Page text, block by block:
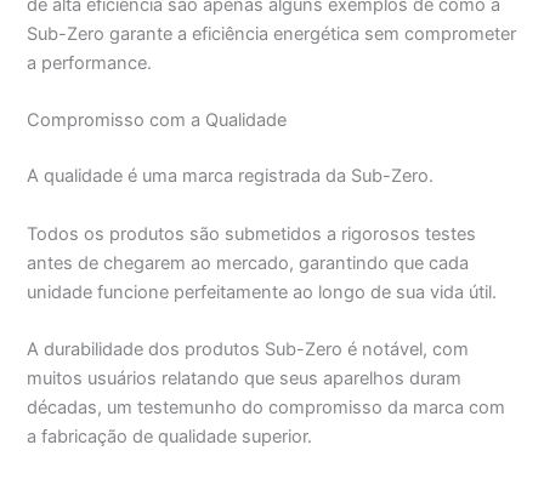
de alta eficiência são apenas alguns exemplos de como a
Sub-Zero garante a eficiência energética sem comprometer
a performance.
Compromisso com a Qualidade
A qualidade é uma marca registrada da Sub-Zero.
Todos os produtos são submetidos a rigorosos testes
antes de chegarem ao mercado, garantindo que cada
unidade funcione perfeitamente ao longo de sua vida útil.
A durabilidade dos produtos Sub-Zero é notável, com
muitos usuários relatando que seus aparelhos duram
décadas, um testemunho do compromisso da marca com
a fabricação de qualidade superior.